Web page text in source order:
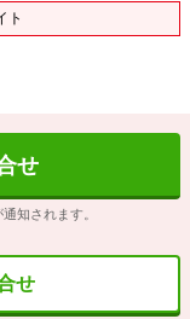
ト
せ
知されます。
せ